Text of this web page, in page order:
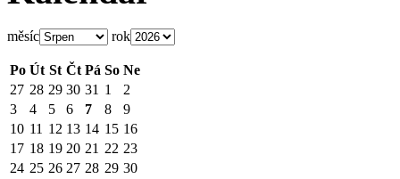
měsíc rok
Po Út St Čt Pá So Ne
27 28 29 30 31 1
2
3
4 5 6 7 8
9
10 11 12 13 14 15 16
17 18 19 20 21 22 23
24 25 26 27 28 29 30